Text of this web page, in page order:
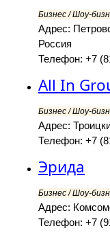
Бизнес / Шоу-
Адрес:
Россия
Телефон: +7
All In
Бизнес / Шоу-
Адрес:
Телефон: +7
Эрида
Бизнес / Шоу-
Адрес:
Телефон: +7